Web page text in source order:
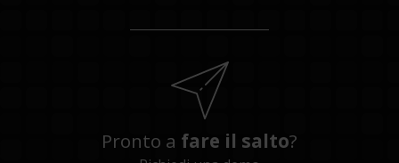
Pronto a fare il salto?